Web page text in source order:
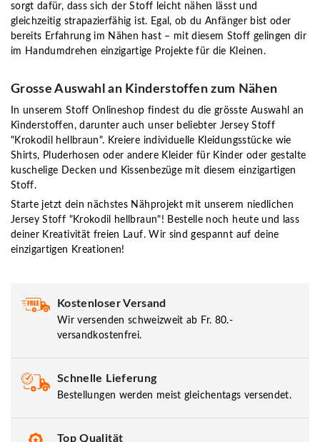
sorgt dafür, dass sich der Stoff leicht nähen lässt und
gleichzeitig strapazierfähig ist. Egal, ob du Anfänger bist oder
bereits Erfahrung im Nähen hast – mit diesem Stoff gelingen dir
im Handumdrehen einzigartige Projekte für die Kleinen.
Grosse Auswahl an Kinderstoffen zum Nähen
In unserem Stoff Onlineshop findest du die grösste Auswahl an
Kinderstoffen, darunter auch unser beliebter Jersey Stoff
"Krokodil hellbraun". Kreiere individuelle Kleidungsstücke wie
Shirts, Pluderhosen oder andere Kleider für Kinder oder gestalte
kuschelige Decken und Kissenbezüge mit diesem einzigartigen
Stoff.
Starte jetzt dein nächstes Nähprojekt mit unserem niedlichen
Jersey Stoff "Krokodil hellbraun"! Bestelle noch heute und lass
deiner Kreativität freien Lauf. Wir sind gespannt auf deine
einzigartigen Kreationen!
Kostenloser Versand
Wir versenden schweizweit ab Fr. 80.-
versandkostenfrei.
Schnelle Lieferung
Bestellungen werden meist gleichentags versendet.
Top Qualität